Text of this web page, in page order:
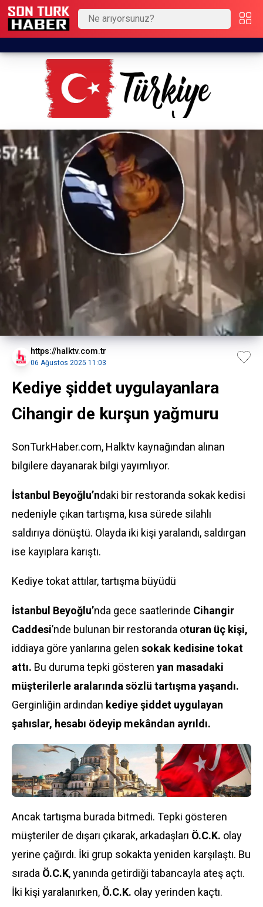
https://halktv.com.tr
06 Ağustos 2025 11:03
Kediye şiddet uygulayanlara
Cihangir de kurşun yağmuru
SonTurkHaber.com, Halktv kaynağından alınan
bilgilere dayanarak bilgi yayımlıyor.
İstanbul Beyoğlu’ndaki bir restoranda sokak kedisi
nedeniyle çıkan tartışma, kısa sürede silahlı
saldırıya dönüştü. Olayda iki kişi yaralandı, saldırgan
ise kayıplara karıştı.
Kediye tokat attılar, tartışma büyüdü
İstanbul Beyoğlu’nda gece saatlerinde Cihangir
Caddesi’nde bulunan bir restoranda oturan üç kişi,
iddiaya göre yanlarına gelen sokak kedisine tokat
attı. Bu duruma tepki gösteren yan masadaki
müşterilerle aralarında sözlü tartışma yaşandı.
Gerginliğin ardından kediye şiddet uygulayan
şahıslar, hesabı ödeyip mekândan ayrıldı.
Ancak tartışma burada bitmedi. Tepki gösteren
müşteriler de dışarı çıkarak, arkadaşları Ö.C.K. olay
yerine çağırdı. İki grup sokakta yeniden karşılaştı. Bu
sırada Ö.C.K, yanında getirdiği tabancayla ateş açtı.
İki kişi yaralanırken, Ö.C.K. olay yerinden kaçtı.